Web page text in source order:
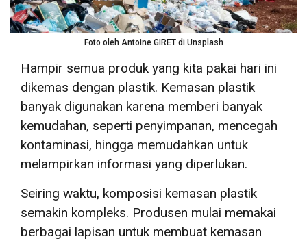
Foto oleh Antoine GIRET di Unsplash
Hampir semua produk yang kita pakai hari ini
dikemas dengan plastik. Kemasan plastik
banyak digunakan karena memberi banyak
kemudahan, seperti penyimpanan, mencegah
kontaminasi, hingga memudahkan untuk
melampirkan informasi yang diperlukan.
Seiring waktu, komposisi kemasan plastik
semakin kompleks. Produsen mulai memakai
berbagai lapisan untuk membuat kemasan